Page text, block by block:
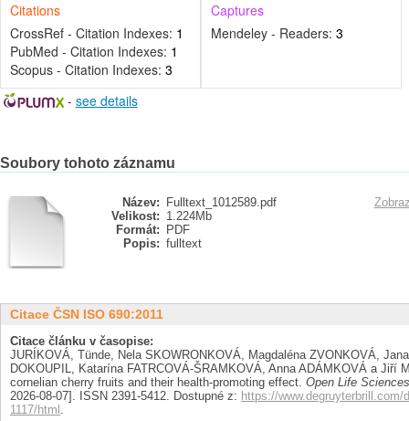
Citations
CrossRef - Citation Indexes: 1
PubMed - Citation Indexes: 1
Scopus - Citation Indexes: 3
Captures
Mendeley - Readers: 3
- see details
Soubory tohoto záznamu
Název:
Fulltext_1012589.pdf
Velikost: 1.224Mb
Formát:
PDF
Popis: fulltext
Citace ČSN ISO 690:2011
Citace článku v časopise:
JURÍKOVÁ, Tünde, Nela SKOWRONKOVÁ, Magdaléna ZVONKOVÁ,
DOKOUPIL, Katarína FATRCOVÁ-ŠRAMKOVÁ, Anna ADÁMKOVÁ a Jiří
cornelian cherry fruits and their health-promoting effect. Open Life Sciences
2026-08-07]. ISSN 2391-5412. Dostupné z: https://
1117/html .